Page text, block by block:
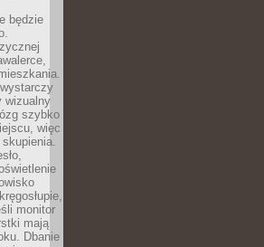
będzie
wizualny
szybko
więc
monitor
mają
Dbanie